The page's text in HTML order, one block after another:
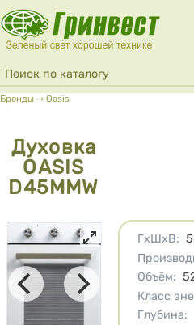
Перейти к основному содержанию
Форма поиска
Поиск
Вы здесь
Бренды ⇢ Oasis
Духовка
OASIS
D45MMW
ГхШхВ:
Объём:
Класс
Глубина: